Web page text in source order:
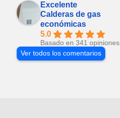
Excelente
Calderas de gas
económicas
5.0
Basado en 341 opiniones
Ver todos los comentarios